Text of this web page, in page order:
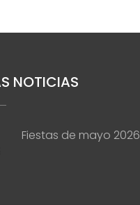
NOTICIAS
Fiestas de mayo 2026